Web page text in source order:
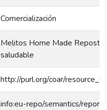
Comercialización
Melitos Home Made
saludable
http://purl.org/coar/
info:eu-repo/semantics/report